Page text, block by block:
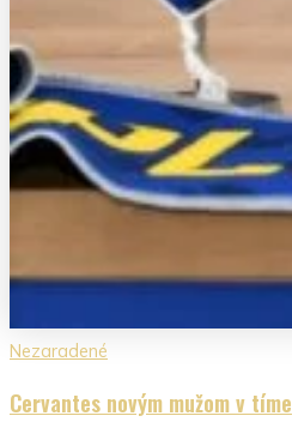
Nezaradené
Cervantes novým mužom v tíme